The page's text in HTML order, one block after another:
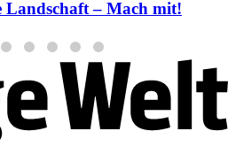
Landschaft – Mach mit!